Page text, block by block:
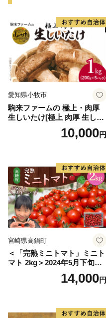
愛知県小牧市
駒来ファームの 極上・肉厚
生しいたけ[極上 肉厚 生しい
たけ 生シイタケ 生椎茸 安心
安全 国産 採れたて 新鮮 きの
10,000円
宮崎県高鍋町
＜「完熟ミニトマト」ミニト
マト 2kg＞2024年5月下旬迄
に順次出荷 野菜ソムリエサ
ミット アルル・リリカ共に
県 高鍋町産 産地直送 有機肥
14,000円